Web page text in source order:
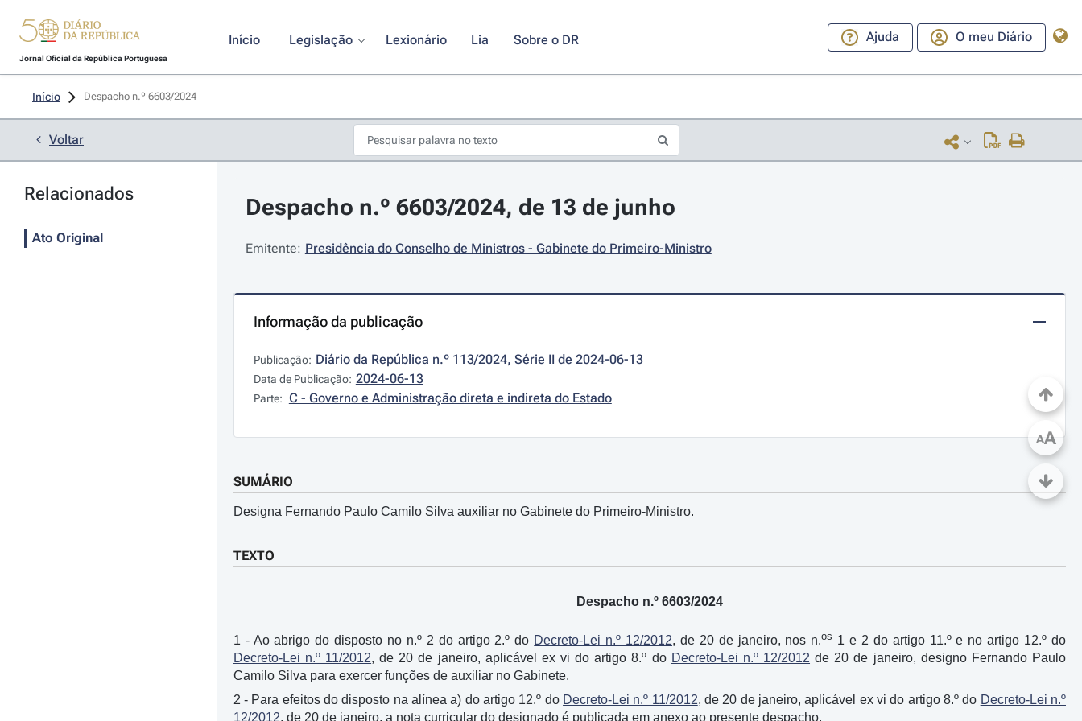
Jornal Oficial da República Portuguesa
Início Legislação Lexionário Lia Sobre o DR Ajuda O meu Diário
Início Despacho n.º 6603/2024
Voltar
Relacionados
Ato Original
Despacho n.º 6603/2024, de 13 de junho
Emitente: Presidência do Conselho de Ministros - Gabinete do Primeiro-Ministro
Informação da publicação
Publicação: Diário da República n.º 113/2024, Série II de 2024-06-13
Data de Publicação: 2024-06-13
Parte: C - Governo e Administração direta e indireta do Estado
SUMÁRIO
Designa Fernando Paulo Camilo Silva auxiliar no Gabinete do Primeiro-Ministro.
TEXTO
Despacho n.º 6603/2024
1 - Ao abrigo do disposto no n.º 2 do artigo 2.º do Decreto-Lei n.º 12/2012, de 20 de janeiro, nos n.os 1 e 2 do artigo 11.º e no artigo 12.º do
Decreto-Lei n.º 11/2012, de 20 de janeiro, aplicável ex vi do artigo 8.º do Decreto-Lei n.º 12/2012 de 20 de janeiro, designo Fernando Paulo
Camilo Silva para exercer funções de auxiliar no Gabinete.
2 - Para efeitos do disposto na alínea a) do artigo 12.º do Decreto-Lei n.º 11/2012, de 20 de janeiro, aplicável ex vi do artigo 8.º do Decreto-Lei n.º
12/2012, de 20 de janeiro, a nota curricular do designado é publicada em anexo ao presente despacho.
AA